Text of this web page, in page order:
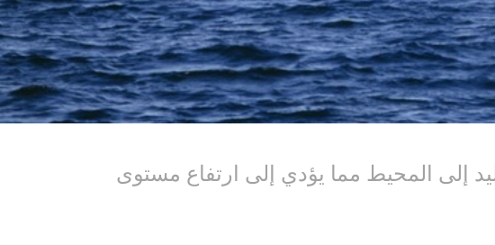
إلى المحيط مما يؤدي إلى ارتفاع مستوى